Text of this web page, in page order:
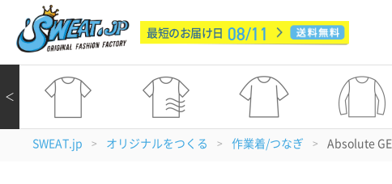
最短のお届け日 08/11
＜
SWEAT.jp > オリジナルをつくる > 作業着/つなぎ > Absolute